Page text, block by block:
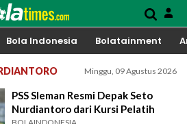
Bola Indonesia Bolatainment
Minggu, 09 Agustus 2026
PSS Sleman Resmi Depak Seto
Nurdiantoro dari Kursi Pelatih